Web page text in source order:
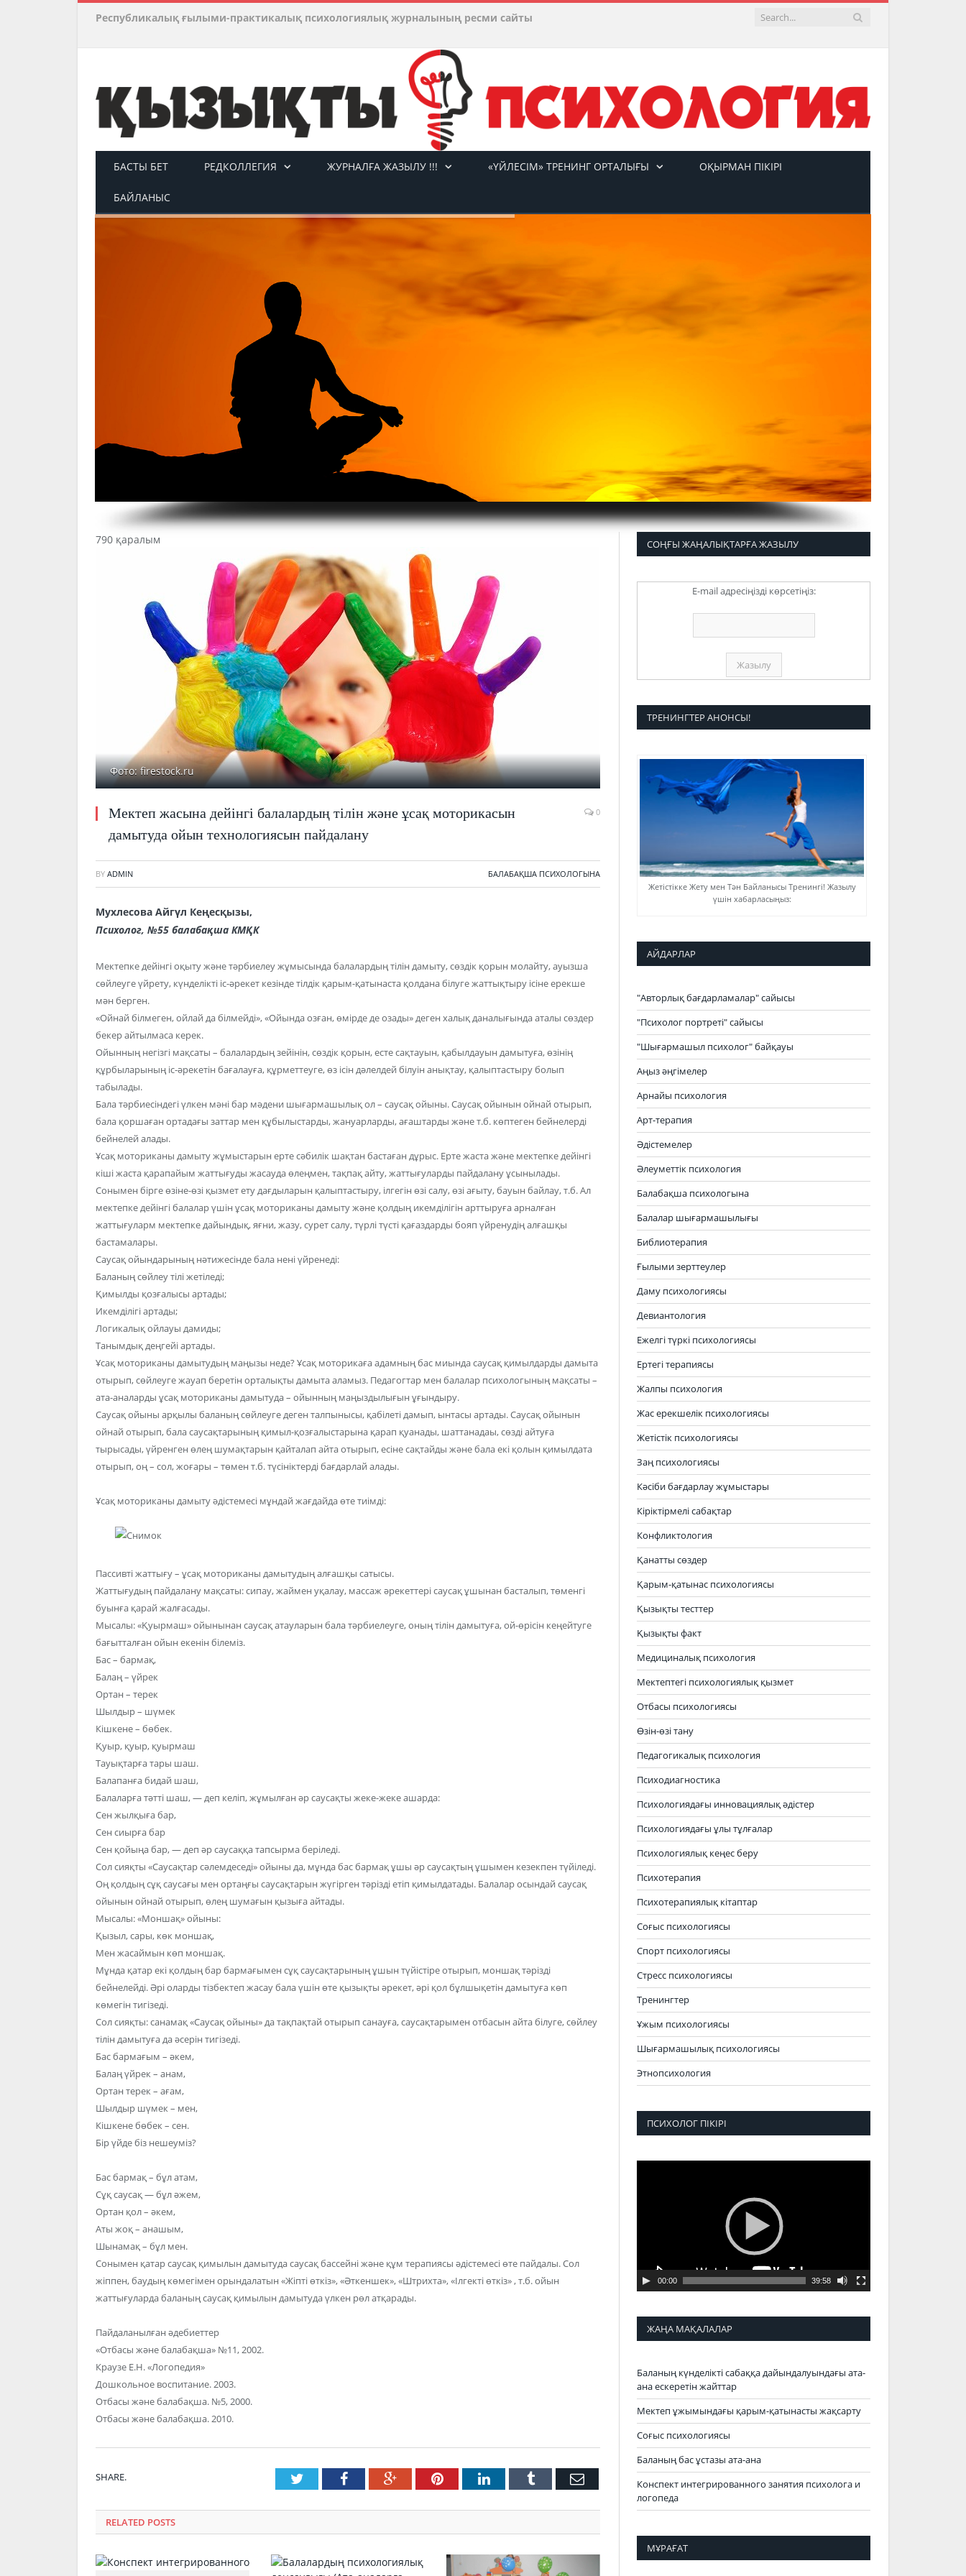
Республикалық ғылыми-практикалық психологиялық журналының ресми сайты
БАСТЫ БЕТ РЕДКОЛЛЕГИЯ ЖУРНАЛҒА ЖАЗЫЛУ !!! «ҮЙЛЕСІМ» ТРЕНИНГ ОРТАЛЫҒЫ ОҚЫРМАН ПІКІРІ
БАЙЛАНЫС
790 қаралым
Фото: firestock.ru
Мектеп жасына дейінгі балалардың тілін және ұсақ моторикасын
дамытуда ойын технологиясын пайдалану
0
BY ADMIN БАЛАБАҚША ПСИХОЛОГЫНА
Мухлесова Айгүл Кеңесқызы,
Психолог, №55 балабақша КМҚК
Мектепке дейінгі оқыту және тәрбиелеу жұмысында балалардың тілін дамыту, сөздік қорын молайту, ауызша
сөйлеуге үйрету, күнделікті іс-әрекет кезінде тілдік қарым-қатынаста қолдана білуге жаттықтыру ісіне ерекше
мән берген.
«Ойнай білмеген, ойлай да білмейді», «Ойында озған, өмірде де озады» деген халық даналығында аталы сөздер
бекер айтылмаса керек.
Ойынның негізгі мақсаты – балалардың зейінін, сөздік қорын, есте сақтауын, қабылдауын дамытуға, өзінің
құрбыларының іс-әрекетін бағалауға, құрметтеуге, өз ісін дәлелдей білуін анықтау, қалыптастыру болып
табылады.
Бала тәрбиесіндегі үлкен мәні бар мәдени шығармашылық ол – саусақ ойыны. Саусақ ойынын ойнай отырып,
бала қоршаған ортадағы заттар мен құбылыстарды, жануарларды, ағаштарды және т.б. көптеген бейнелерді
бейнелей алады.
Ұсақ моториканы дамыту жұмыстарын ерте сәбилік шақтан бастаған дұрыс. Ерте жаста және мектепке дейінгі
кіші жаста қарапайым жаттығуды жасауда өлеңмен, тақпақ айту, жаттығуларды пайдалану ұсынылады.
Сонымен бірге өзіне-өзі қызмет ету дағдыларын қалыптастыру, ілгегін өзі салу, өзі ағыту, бауын байлау, т.б. Ал
мектепке дейінгі балалар үшін ұсақ моториканы дамыту және қолдың икемділігін арттыруға арналған
жаттығуларм мектепке дайындық, яғни, жазу, сурет салу, түрлі түсті қағаздарды бояп үйренудің алғашқы
бастамалары.
Саусақ ойындарының нәтижесінде бала нені үйренеді:
Баланың сөйлеу тілі жетіледі;
Қимылды қозғалысы артады;
Икемділігі артады;
Логикалық ойлауы дамиды;
Танымдық деңгейі артады.
Ұсақ моториканы дамытудың маңызы неде? Ұсақ моторикаға адамның бас миында саусақ қимылдарды дамыта
отырып, сөйлеуге жауап беретін орталықты дамыта аламыз. Педагогтар мен балалар психологының мақсаты –
ата-аналарды ұсақ моториканы дамытуда – ойынның маңыздылығын ұғындыру.
Саусақ ойыны арқылы баланың сөйлеуге деген талпынысы, қабілеті дамып, ынтасы артады. Саусақ ойынын
ойнай отырып, бала саусақтарының қимыл-қозғалыстарына қарап қуанады, шаттанадаы, сөзді айтуға
тырысады, үйренген өлең шумақтарын қайталап айта отырып, есіне сақтайды және бала екі қолын қимылдата
отырып, оң – сол, жоғары – төмен т.б. түсініктерді бағдарлай алады.
Ұсақ моториканы дамыту әдістемесі мұндай жағдайда өте тиімді:
Пассивті жаттығу – ұсақ моториканы дамытудың алғашқы сатысы.
Жаттығудың пайдалану мақсаты: сипау, жаймен уқалау, массаж әрекеттері саусақ ұшынан басталып, төменгі
буынға қарай жалғасады.
Мысалы: «Қуырмаш» ойынынан саусақ атауларын бала тәрбиелеуге, оның тілін дамытуға, ой-өрісін кеңейтуге
бағытталған ойын екенін білеміз.
Бас – бармақ,
Балаң – үйрек
Ортан – терек
Шылдыр – шүмек
Кішкене – бөбек.
Қуыр, қуыр, қуырмаш
Тауықтарға тары шаш.
Балапанға бидай шаш,
Балаларға тәтті шаш, — деп келіп, жұмылған әр саусақты жеке-жеке ашарда:
Сен жылқыға бар,
Сен сиырға бар
Сен қойыңа бар, — деп әр саусаққа тапсырма беріледі.
Сол сияқты «Саусақтар сәлемдеседі» ойыны да, мұнда бас бармақ ұшы әр саусақтың ұшымен кезекпен түйіледі.
Оң қолдың сұқ саусағы мен ортаңғы саусақтарын жүгірген тәрізді етіп қимылдатады. Балалар осындай саусақ
ойынын ойнай отырып, өлең шумағын қызыға айтады.
Мысалы: «Моншақ» ойыны:
Қызыл, сары, көк моншақ,
Мен жасаймын көп моншақ.
Мұнда қатар екі қолдың бар бармағымен сұқ саусақтарының ұшын түйістіре отырып, моншақ тәрізді
бейнелейді. Әрі оларды тізбектеп жасау бала үшін өте қызықты әрекет, әрі қол бұлшықетін дамытуға көп
көмегін тигізеді.
Сол сияқты: санамақ «Саусақ ойыны» да тақпақтай отырып санауға, саусақтарымен отбасын айта білуге, сөйлеу
тілін дамытуға да әсерін тигізеді.
Бас бармағым – әкем,
Балаң үйрек – анам,
Ортан терек – ағам,
Шылдыр шүмек – мен,
Кішкене бөбек – сен.
Бір үйде біз нешеуміз?
Бас бармақ – бұл атам,
Сұқ саусақ — бұл әжем,
Ортан қол – әкем,
Аты жоқ – анашым,
Шынамақ – бұл мен.
Сонымен қатар саусақ қимылын дамытуда саусақ бассейні және құм терапиясы әдістемесі өте пайдалы. Сол
жіппен, баудың көмегімен орындалатын «Жіпті өткіз», «Әткеншек», «Штрихта», «Ілгекті өткіз» , т.б. ойын
жаттығуларда баланың саусақ қимылын дамытуда үлкен рөл атқарады.
Пайдаланылған әдебиеттер
«Отбасы және балабақша» №11, 2002.
Краузе Е.Н. «Логопедия»
Дошкольное воспитание. 2003.
Отбасы және балабақша. №5, 2000.
Отбасы және балабақша. 2010.
SHARE. TwitterFacebookGoogle+PinterestLinkedInTumblr Email
RELATED POSTS
СОҢҒЫ ЖАҢАЛЫҚТАРҒА ЖАЗЫЛУ
E-mail адресіңізді көрсетіңіз:
ТРЕНИНГТЕР АНОНСЫ!
Жетістікке Жету мен Тән Байланысы Тренингі! Жазылу
үшін хабарласыңыз:
АЙДАРЛАР
"Авторлық бағдарламалар" сайысы
"Психолог портреті" сайысы
"Шығармашыл психолог" байқауы
Аңыз әңгімелер
Арнайы психология
Арт-терапия
Әдістемелер
Әлеуметтік психология
Балабақша психологына
Балалар шығармашылығы
Библиотерапия
Ғылыми зерттеулер
Даму психологиясы
Девиантология
Ежелгі түркі психологиясы
Ертегі терапиясы
Жалпы психология
Жас ерекшелік психологиясы
Жетістік психологиясы
Заң психологиясы
Кәсіби бағдарлау жұмыстары
Кіріктірмелі сабақтар
Конфликтология
Қанатты сөздер
Қарым-қатынас психологиясы
Қызықты тесттер
Қызықты факт
Медициналық психология
Мектептегі психологиялық қызмет
Отбасы психологиясы
Өзін-өзі тану
Педагогикалық психология
Психодиагностика
Психологиядағы инновациялық әдістер
Психологиядағы ұлы тұлғалар
Психологиялық кеңес беру
Психотерапия
Психотерапиялық кітаптар
Соғыс психологиясы
Спорт психологиясы
Стресс психологиясы
Тренингтер
Ұжым психологиясы
Шығармашылық психологиясы
Этнопсихология
ПСИХОЛОГ ПІКІРІ
00:00 39:58
ЖАҢА МАҚАЛАЛАР
Баланың күнделікті сабаққа дайындалуындағы ата-
ана ескеретін жайттар
Мектеп ұжымындағы қарым-қатынасты жақсарту
Соғыс психологиясы
Баланың бас ұстазы ата-ана
Конспект интегрированного занятия психолога и
логопеда
МҰРАҒАТ